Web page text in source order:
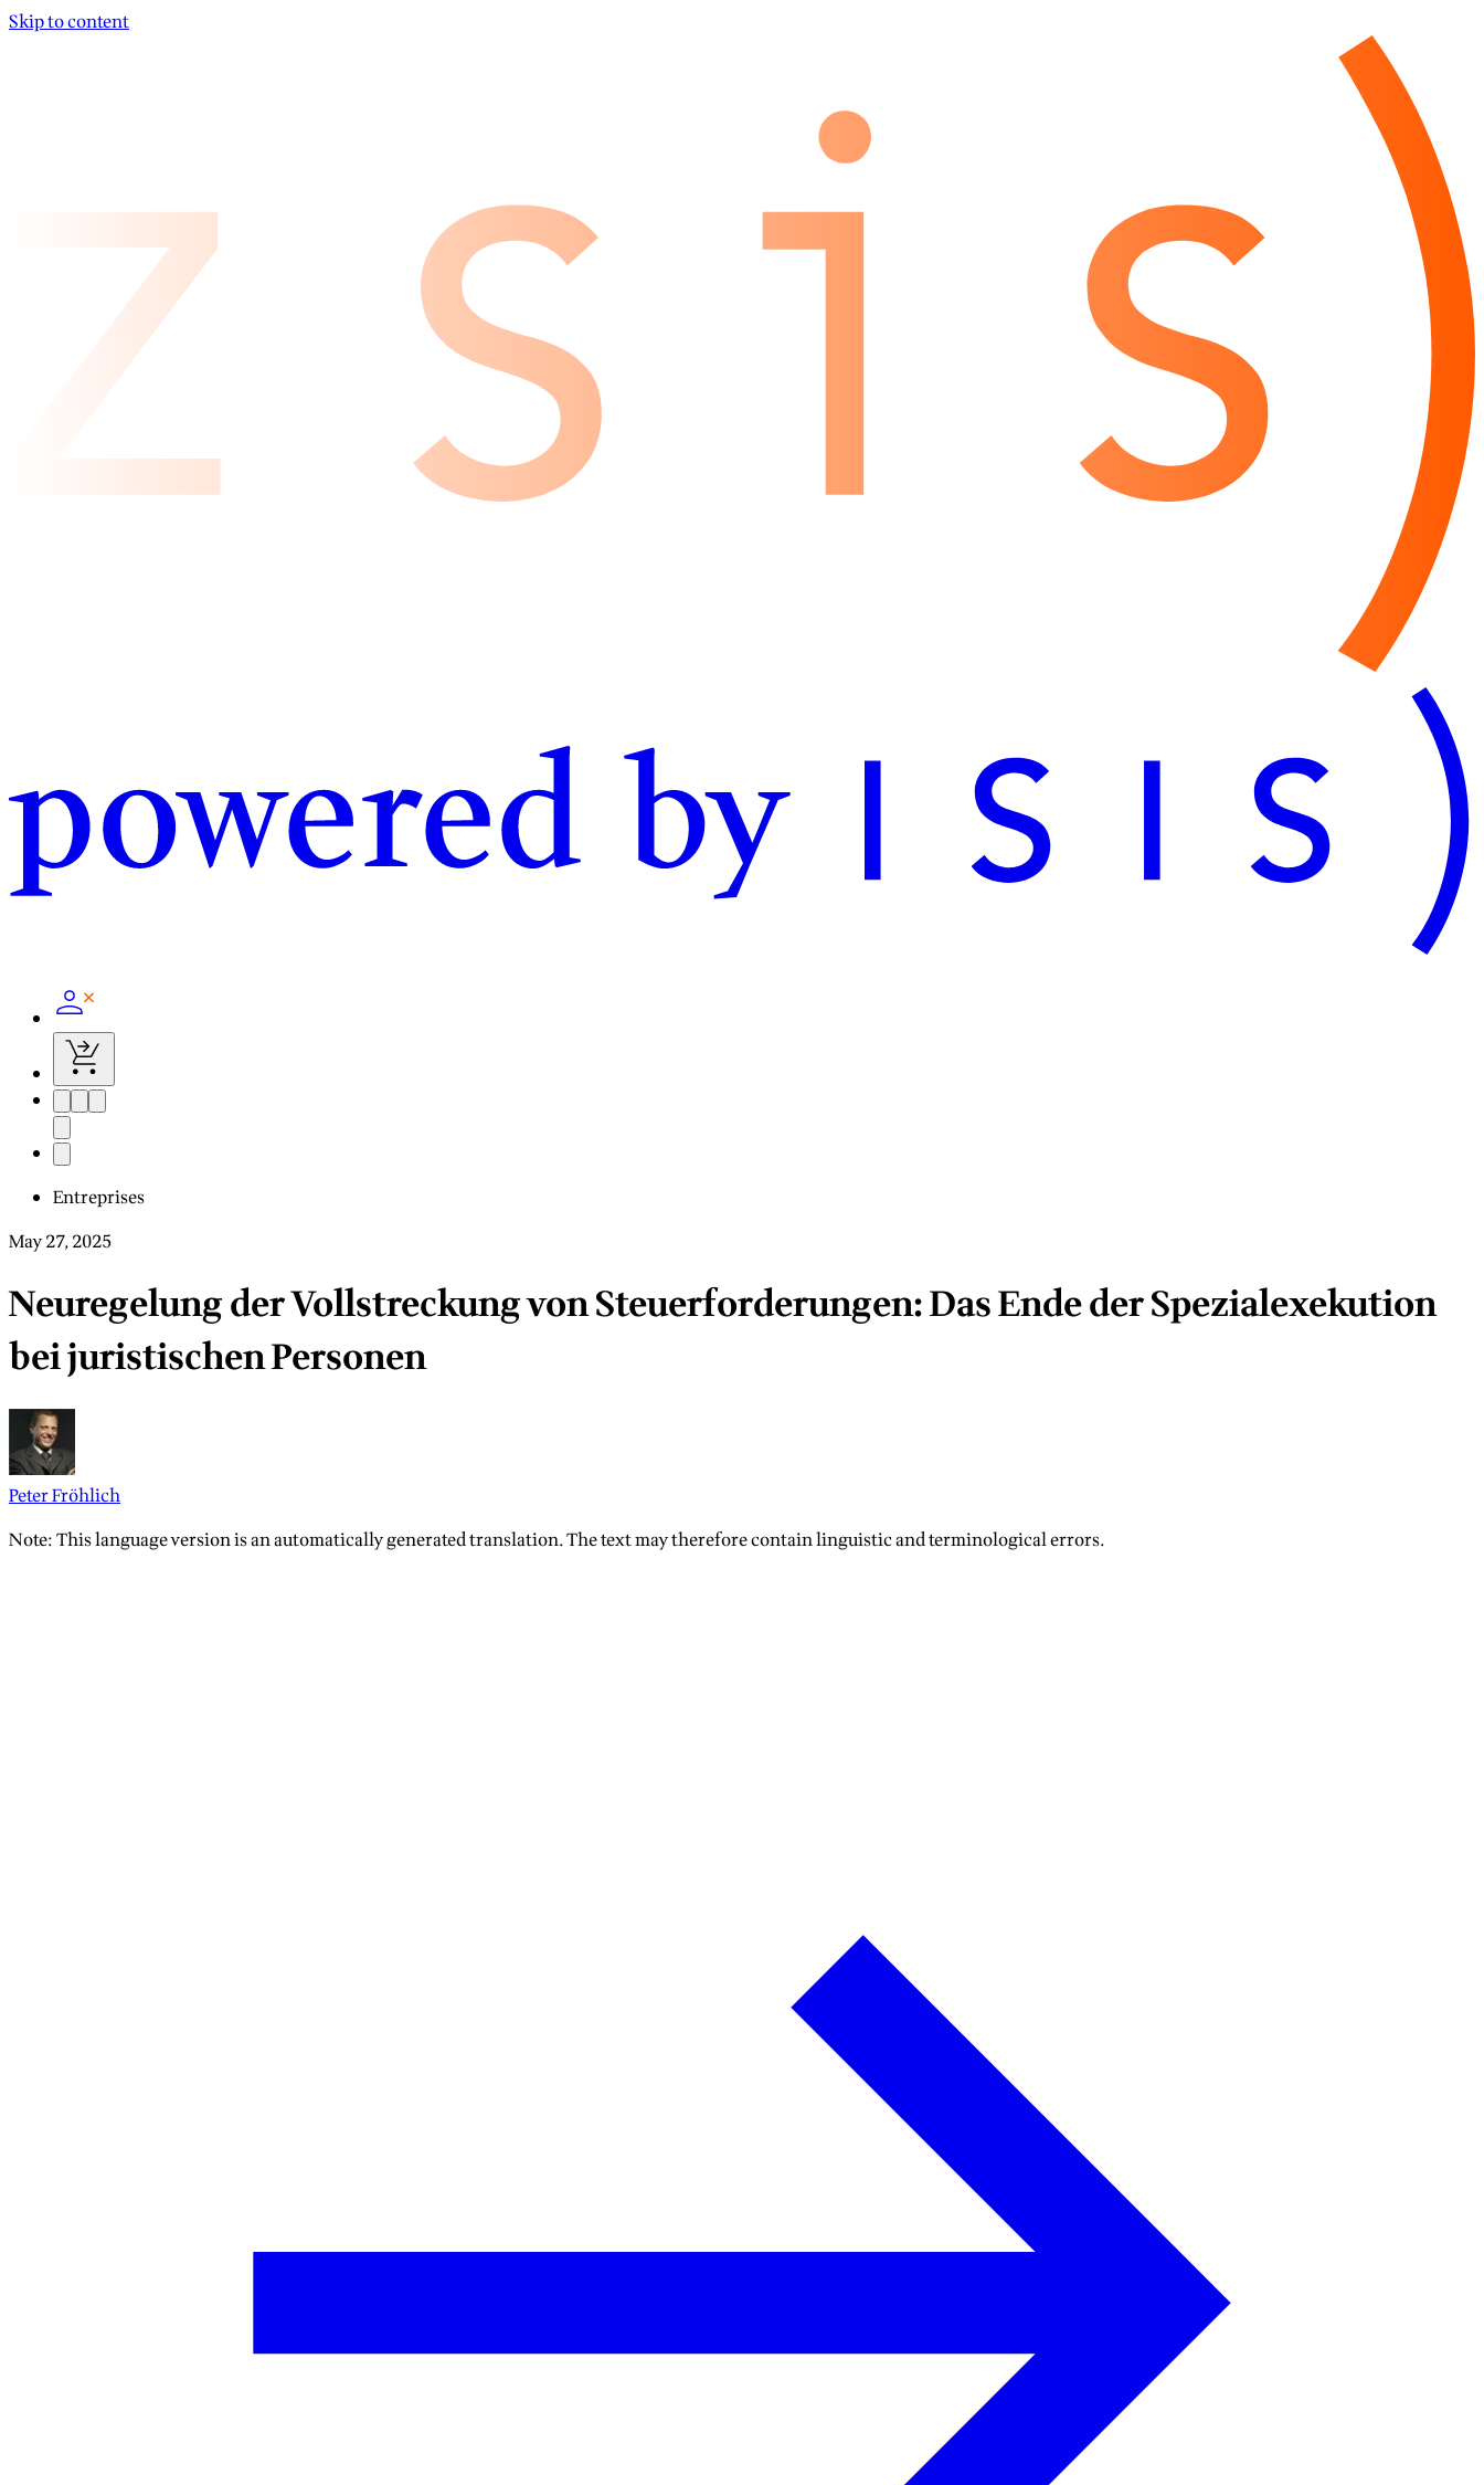
Skip to content
Entreprises
May 27, 2025
Neuregelung der Vollstreckung von Steuerforderungen: Das Ende der Spezialexekution
bei juristischen Personen
Peter Fröhlich
Note: This language version is an automatically generated translation. The text may therefore contain linguistic and terminological errors.